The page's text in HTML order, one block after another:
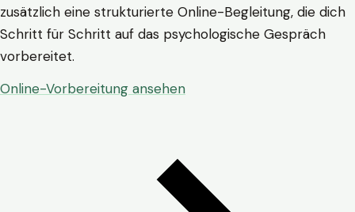
zusätzlich eine strukturierte Online-Begleitung, die dich
Schritt für Schritt auf das psychologische Gespräch
vorbereitet.
Online-Vorbereitung ansehen